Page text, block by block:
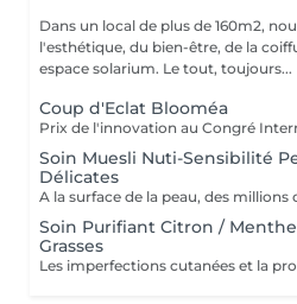
Dans un local de plus de 160m2,
l'esthétique, du bien-être, de la
espace solarium. Le tout, toujours...
Coup d'Eclat Blooméa
Soin Muesli Nuti-Sensibilité
Délicates
Soin Purifiant Citron /
Grasses